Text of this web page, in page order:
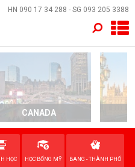
HN 090 17 34 288 - SG 093 205 3388
CANADA
HỌC HỌC BỔNG MỸ BANG - THÀNH PHỐ
×